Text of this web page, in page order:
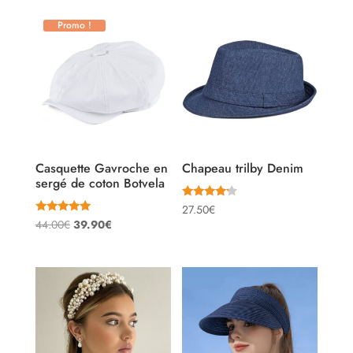
Promo !
Casquette Gavroche en
sergé de coton Botvela
Note
5.00
44.00€ Le
initial
était :
44.00€.
39.90€Le
actuel
est :
39.90€.
Chapeau trilby Denim
Note
4.00
27.50€